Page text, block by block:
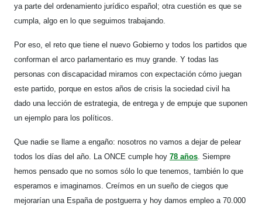
ya parte del ordenamiento jurídico español; otra cuestión es que se
cumpla, algo en lo que seguimos trabajando.
Por eso, el reto que tiene el nuevo Gobierno y todos los partidos que
conforman el arco parlamentario es muy grande. Y todas las
personas con discapacidad miramos con expectación cómo juegan
este partido, porque en estos años de crisis la sociedad civil ha
dado una lección de estrategia, de entrega y de empuje que suponen
un ejemplo para los políticos.
Que nadie se llame a engaño: nosotros no vamos a dejar de pelear
todos los días del año. La ONCE cumple hoy 78 años. Siempre
hemos pensado que no somos sólo lo que tenemos, también lo que
esperamos e imaginamos. Creímos en un sueño de ciegos que
mejorarían una España de postguerra y hoy damos empleo a 70.000